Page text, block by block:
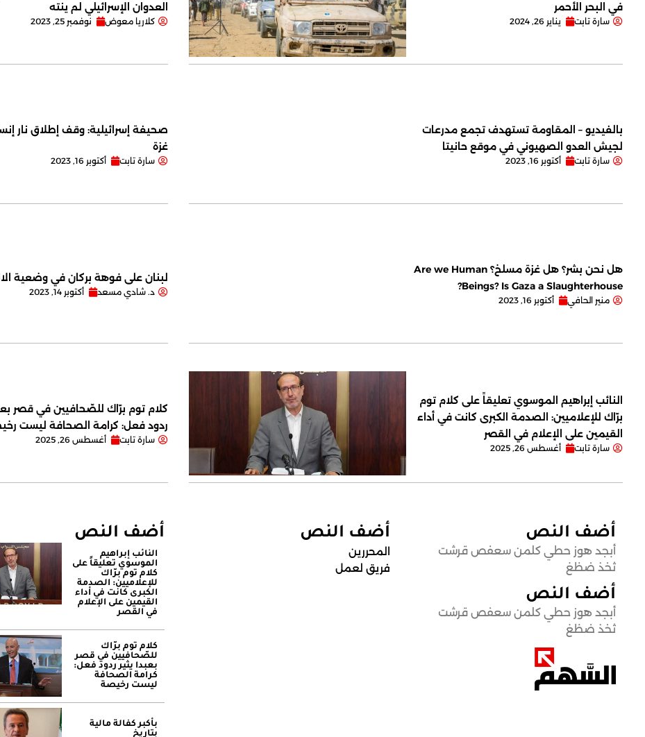
في البحر الأحمر
سارة تابت يناير 26, 2024
العدوان الإسرائيلي لم ينته
كلاريا معوض نوفمبر 25, 2023
بالفيديو – المقاومة تستهدف تجمع مدرعات
لجيش العدو الصهيوني في موقع حانيتا
سارة تابت أكتوبر 16, 2023
صحيفة إسرائيلية: وقف إطلاق نار
غزة
سارة تابت أكتوبر 16, 2023
هل نحن بشر؟ هل غزة مسلخ؟ Are we Human
Beings? Is Gaza a Slaughterhouse?
منير الحافي أكتوبر 16, 2023
لبنان على فوهة بركان في وضعية
د. شادي مسعد أكتوبر 14, 2023
النائب إبراهيم الموسوي تعليقاً على كلام توم
برّاك للإعلاميين: الصدمة الكبرى كانت في أداء
القيمين على ‏الإعلام في القصر
سارة تابت أغسطس 26, 2025
كلام توم برّاك للصّحافيين في قصر
ردود فعل: كرامة الصحافة ليست
سارة تابت أغسطس 26, 2025
أضف النص
أبجد هوز حطي كلمن سعفص قرشت
ثخذ ضظغ
أضف النص
أبجد هوز حطي كلمن سعفص قرشت
ثخذ ضظغ
أضف النص
المحررين
فريق لعمل
أضف النص
النائب إبراهيم
الموسوي تعليقاً على
كلام توم برّاك
للإعلاميين: الصدمة
الكبرى كانت في أداء
القيمين على ‏الإعلام
في القصر
كلام توم برّاك
للصّحافيين في قصر
بعبدا يثير ردود فعل:
كرامة الصحافة
ليست رخيصة
بأكبر كفالة مالية
بتاريخ